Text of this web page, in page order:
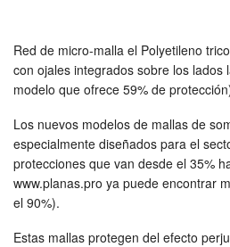
Red de micro-malla el Polyetileno
con ojales integrados sobre los lados
modelo que ofrece 59% de
Los nuevos modelos de mallas de
especialmente diseñados para el
protecciones que van desde el 35%
www.planas.pro ya puede encontrar
el 90%).
Estas mallas protegen del efecto